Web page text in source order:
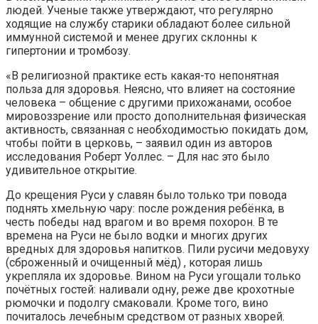
людей. Ученые также утверждают, что регулярно
ходящие на службу старики обладают более сильной
иммунной системой и менее других склонны к
гипертонии и тромбозу.
«В религиозной практике есть какая-то непонятная
польза для здоровья. Неясно, что влияет на состояние
человека – общение с другими прихожанами, особое
мировоззрение или просто дополнительная физическая
активность, связанная с необходимостью покидать дом,
чтобы пойти в церковь, – заявил один из авторов
исследования Роберт Уоллес. – Для нас это было
удивительное открытие.
До крещения Руси у славян было только три повода
поднять хмельную чару: после рождения ребёнка, в
честь победы над врагом и во время похорон. В те
времена на Руси не было водки и многих других
вредных для здоровья напитков. Пили русичи медовуху
(сброженный и очищенный мёд) , которая лишь
укрепляла их здоровье. Вином на Руси угощали только
почётных гостей: наливали одну, реже две крохотные
рюмочки и подолгу смаковали. Кроме того, вино
почиталось лечебным средством от разных хворей.